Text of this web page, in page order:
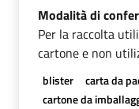
Modalità di
Per la raccolta
cartone e non
blister carta da
cartone da